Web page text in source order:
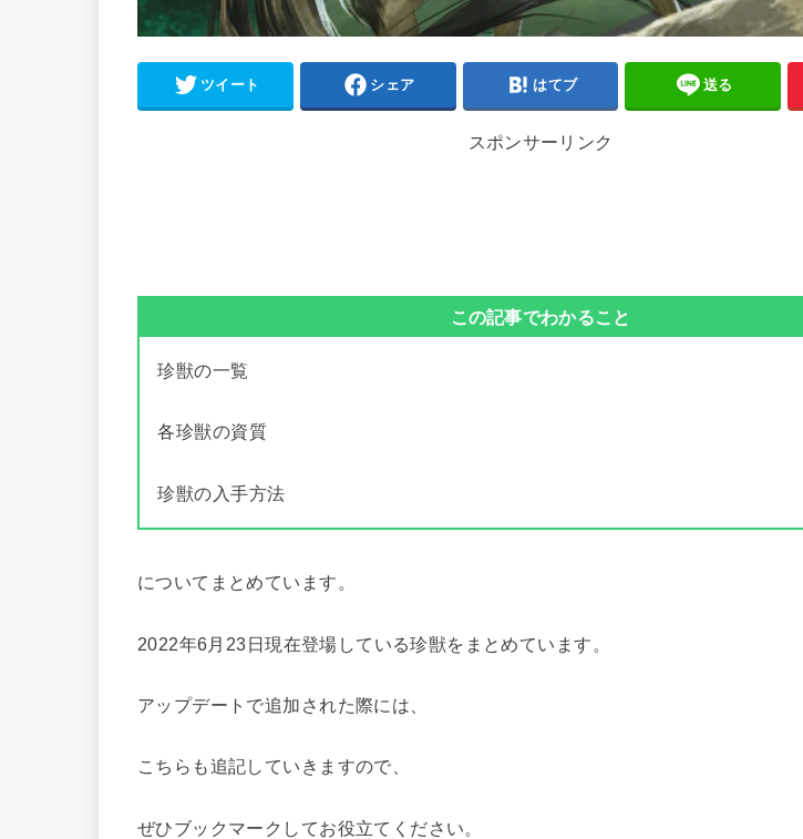
ツイート シェア はてブ 送る
スポンサーリンク
この記事でわかること
珍獣の一覧
各珍獣の資質
珍獣の入手方法
についてまとめています。
2022年6月23日現在登場している珍獣をまとめています。
アップデートで追加された際には、
こちらも追記していきますので、
ぜひブックマークしてお役立てください。